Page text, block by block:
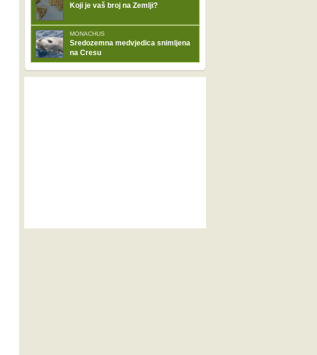
Koji je vaš broj na Zemlji?
MONACHUS
Sredozemna medvjedica snimljena
na Cresu